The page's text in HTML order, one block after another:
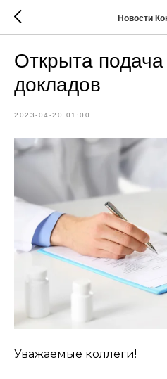
Новости
Открыта
докладов
2023-04-20 01:00
Уважаемые коллеги!